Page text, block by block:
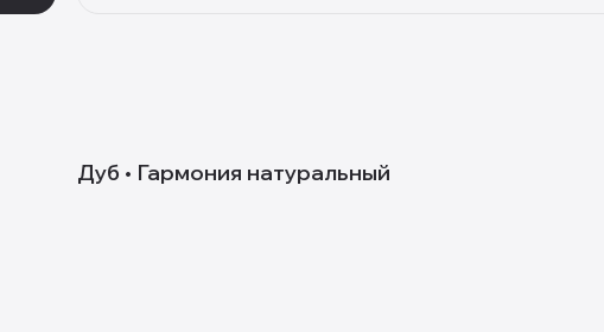
Дуб • Гармония натуральный